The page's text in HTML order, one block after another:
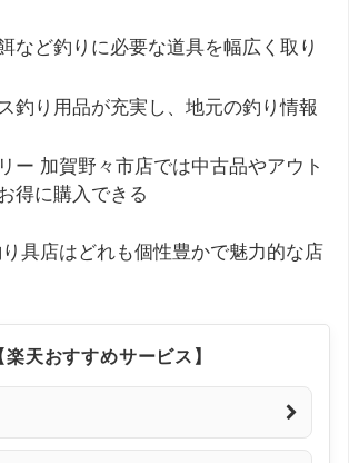
など釣りに必要な道具を幅広く取り
釣り用品が充実し、地元の釣り情報
ー 加賀野々市店では中古品やアウト
得に購入できる
具店はどれも個性豊かで魅力的な店
楽天おすすめサービス】